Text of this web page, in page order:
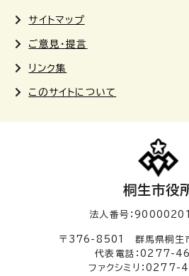
サイトマップ
ご意見・提言
リンク集
このサイトについて
桐生市役
法人番号：
〒376-8501 群馬県桐生
代表電話：0277-
ファクシミリ：